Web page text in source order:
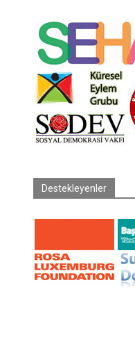
Destekleyenler